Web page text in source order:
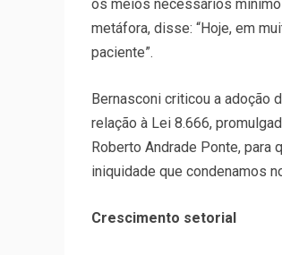
os meios necessários
metáfora, disse: “Hoje, em
paciente”.
Bernasconi criticou a adoção
relação à Lei 8.666,
Roberto Andrade Ponte, para
iniquidade que condenamos
Crescimento setorial